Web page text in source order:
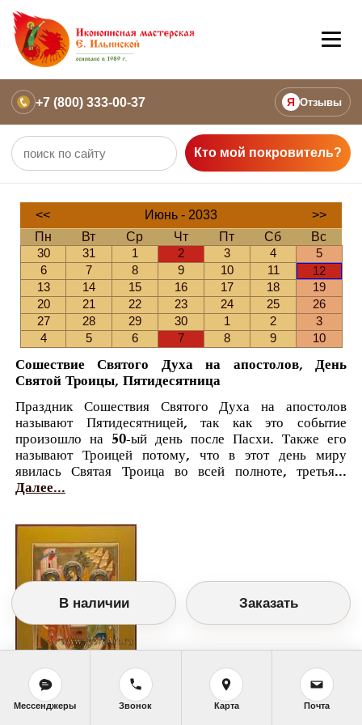
+7 (800) 333-00-37 Я Отзывы
Кто мой покровитель?
<< Июнь - 2033
>>
Пн
Вт Ср Чт Пт Сб
Вс
30
31 1 2 3 4
5
6
7 8 9 10 11
12
13
14 15 16 17 18
19
20
21 22 23 24 25
26
27
28 29 30 1 2
3
4
5 6 7 8 9 10
Сошествие Святого Духа на апостолов, День
Святой Троицы, Пятидесятница
Праздник Сошествия Святого Духа на апостолов
называют Пятидесятницей, так как это событие
произошло на 50-ый день после Пасхи. Также его
называют Троицей потому, что в этот день миру
явилась Святая Троица во всей полноте, третья...
Далее...
Православный календарь
В наличии Заказать
Мессенджеры Звонок Карта Почта